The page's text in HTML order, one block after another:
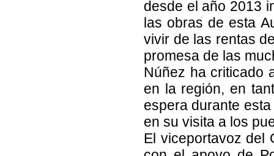
desde el año 2013
las obras de esta
vivir de las rentas
promesa de las
Núñez ha criticado
en la región, en
espera durante
en su visita a los
El viceportavoz del